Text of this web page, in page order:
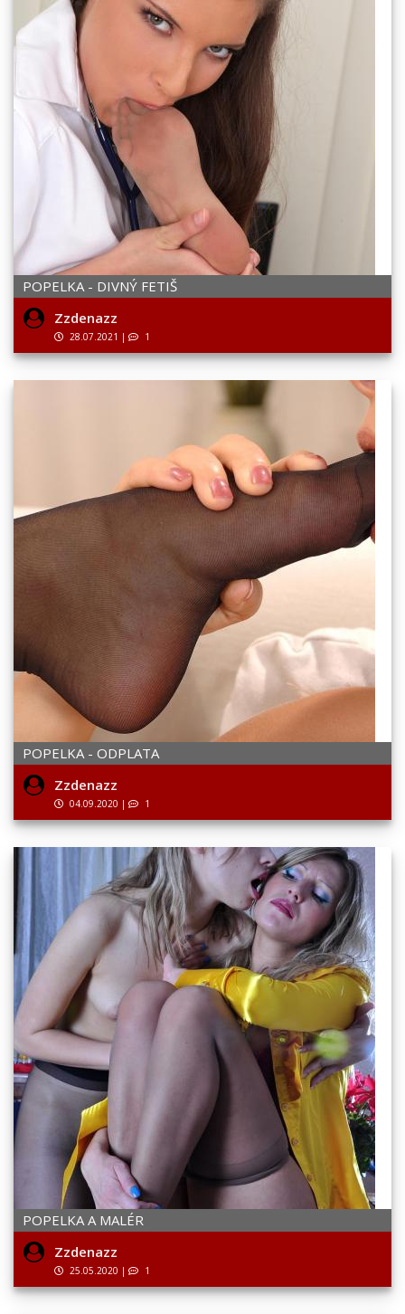
POPELKA - DIVNÝ FETIŠ
Zzdenazz
28.07.2021 | 1
POPELKA - ODPLATA
Zzdenazz
04.09.2020 | 1
POPELKA A MALÉR
Zzdenazz
25.05.2020 | 1